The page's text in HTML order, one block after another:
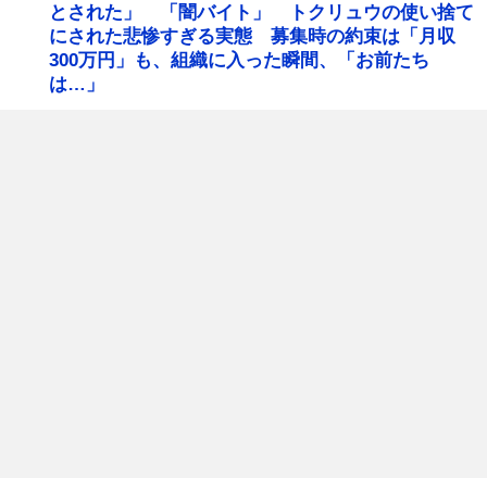
とされた」 「闇バイト」 トクリュウの使い捨て
にされた悲惨すぎる実態 募集時の約束は「月収
300万円」も、組織に入った瞬間、「お前たち
は…」